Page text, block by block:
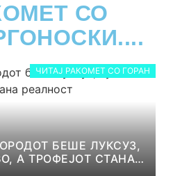
СО
ЧИТАЈ РАКОМЕТ СО ГОРАН
БЕШЕ ЛУКСУЗ,
А ТРОФЕЈОТ СТАНА